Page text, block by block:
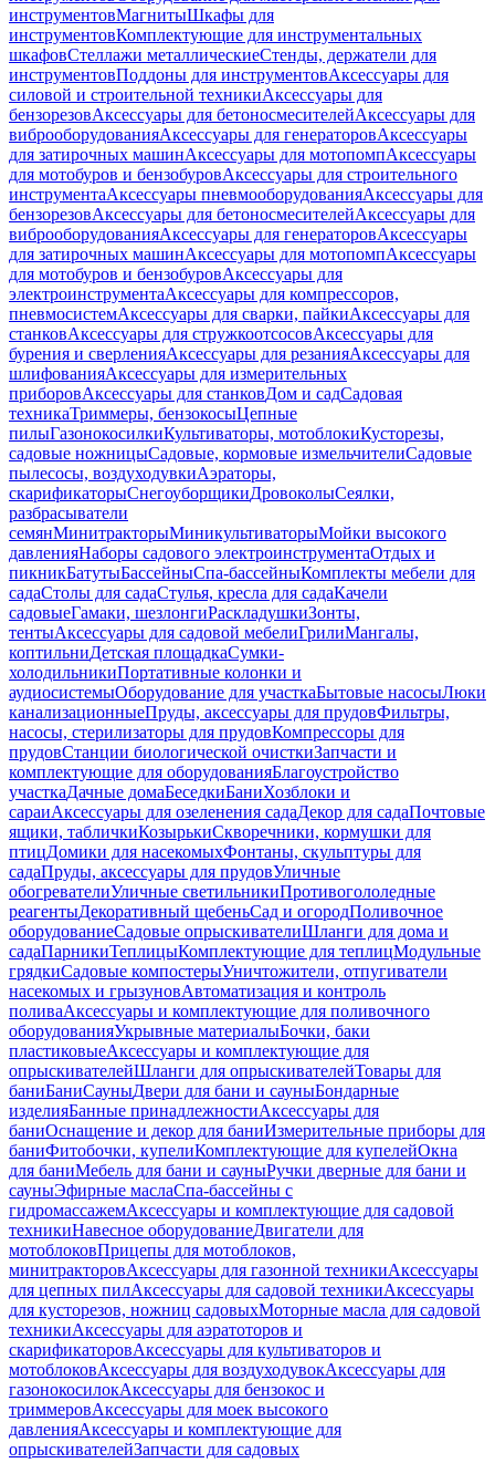
инструментовМагнитыШкафы для
инструментовКомплектующие для инструментальных
шкафовСтеллажи металлическиеСтенды, держатели для
инструментовПоддоны для инструментовАксессуары для
силовой и строительной техникиАксессуары для
бензорезовАксессуары для бетоносмесителейАксессуары для
виброоборудованияАксессуары для генераторовАксессуары
для затирочных машинАксессуары для мотопомпАксессуары
для мотобуров и бензобуровАксессуары для строительного
инструментаАксессуары пневмооборудованияАксессуары для
бензорезовАксессуары для бетоносмесителейАксессуары для
виброоборудованияАксессуары для генераторовАксессуары
для затирочных машинАксессуары для мотопомпАксессуары
для мотобуров и бензобуровАксессуары для
электроинструментаАксессуары для компрессоров,
пневмосистемАксессуары для сварки, пайкиАксессуары для
станковАксессуары для стружкоотсосовАксессуары для
бурения и сверленияАксессуары для резанияАксессуары для
шлифованияАксессуары для измерительных
приборовАксессуары для станковДом и садСадовая
техникаТриммеры, бензокосыЦепные
пилыГазонокосилкиКультиваторы, мотоблокиКусторезы,
садовые ножницыСадовые, кормовые измельчителиСадовые
пылесосы, воздуходувкиАэраторы,
скарификаторыСнегоуборщикиДровоколыСеялки,
разбрасыватели
семянМинитракторыМиникультиваторыМойки высокого
давленияНаборы садового электроинструментаОтдых и
пикникБатутыБассейныСпа-бассейныКомплекты мебели для
садаСтолы для садаСтулья, кресла для садаКачели
садовыеГамаки, шезлонгиРаскладушкиЗонты,
тентыАксессуары для садовой мебелиГрилиМангалы,
коптильниДетская площадкаСумки-
холодильникиПортативные колонки и
аудиосистемыОборудование для участкаБытовые насосыЛюки
канализационныеПруды, аксессуары для прудовФильтры,
насосы, стерилизаторы для прудовКомпрессоры для
прудовСтанции биологической очисткиЗапчасти и
комплектующие для оборудованияБлагоустройство
участкаДачные домаБеседкиБаниХозблоки и
сараиАксессуары для озеленения садаДекор для садаПочтовые
ящики, табличкиКозырькиСкворечники, кормушки для
птицДомики для насекомыхФонтаны, скульптуры для
садаПруды, аксессуары для прудовУличные
обогревателиУличные светильникиПротивогололедные
реагентыДекоративный щебеньСад и огородПоливочное
оборудованиеСадовые опрыскивателиШланги для дома и
садаПарникиТеплицыКомплектующие для теплицМодульные
грядкиСадовые компостерыУничтожители, отпугиватели
насекомых и грызуновАвтоматизация и контроль
поливаАксессуары и комплектующие для поливочного
оборудованияУкрывные материалыБочки, баки
пластиковыеАксессуары и комплектующие для
опрыскивателейШланги для опрыскивателейТовары для
баниБаниСауныДвери для бани и сауныБондарные
изделияБанные принадлежностиАксессуары для
баниОснащение и декор для баниИзмерительные приборы для
баниФитобочки, купелиКомплектующие для купелейОкна
для баниМебель для бани и сауныРучки дверные для бани и
сауныЭфирные маслаСпа-бассейны с
гидромассажемАксессуары и комплектующие для садовой
техникиНавесное оборудованиеДвигатели для
мотоблоковПрицепы для мотоблоков,
минитракторовАксессуары для газонной техникиАксессуары
для цепных пилАксессуары для садовой техникиАксессуары
для кусторезов, ножниц садовыхМоторные масла для садовой
техникиАксессуары для аэратоторов и
скарификаторовАксессуары для культиваторов и
мотоблоковАксессуары для воздуходувокАксессуары для
газонокосилокАксессуары для бензокос и
триммеровАксессуары для моек высокого
давленияАксессуары и комплектующие для
опрыскивателейЗапчасти для садовых